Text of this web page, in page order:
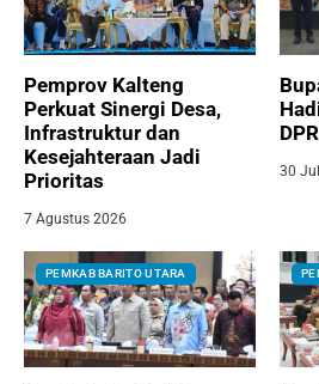
Pemprov Kalteng
Perkuat Sinergi Desa,
Infrastruktur dan
Kesejahteraan Jadi
Prioritas
7 Agustus 2026
30
PEMKAB BARITO UTARA